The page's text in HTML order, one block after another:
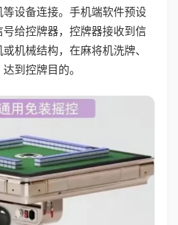
设备连接。手机端软件预设
给控牌器，控牌器接收到信
机械结构，在麻将机洗牌、
到控牌目的。